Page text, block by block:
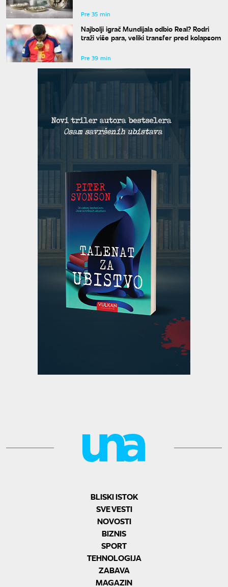
Pre 35 min
Najbolji igrač Mundijala odbio Real? Rodri
traži više para, veliki transfer pred kolapsom
Pre 39 min
BLISKI ISTOK
SVE VESTI
NOVOSTI
BIZNIS
SPORT
TEHNOLOGIJA
ZABAVA
MAGAZIN